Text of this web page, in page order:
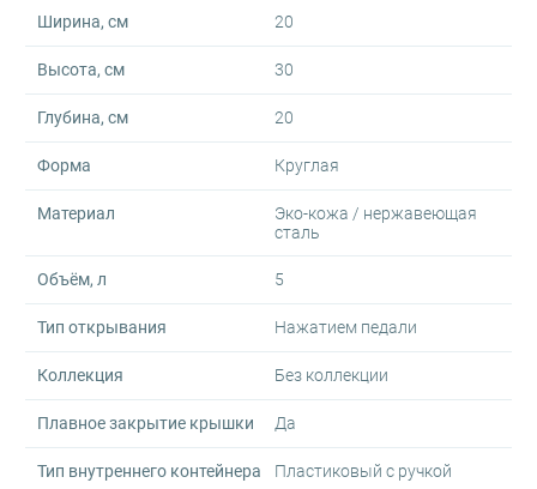
Ширина, см 20
Высота, см 30
Глубина, см 20
Форма Круглая
Материал
Эко-кожа / нержавеющая
сталь
Объём, л 5
Тип открывания Нажатием педали
Коллекция Без коллекции
Плавное закрытие крышки Да
Тип внутреннего контейнера Пластиковый с ручкой